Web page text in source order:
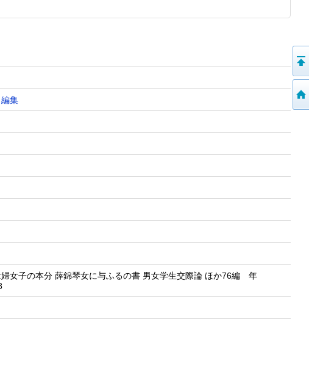
集
女子の本分 薛錦琴女に与ふるの書 男女学生交際論 ほか76編 年